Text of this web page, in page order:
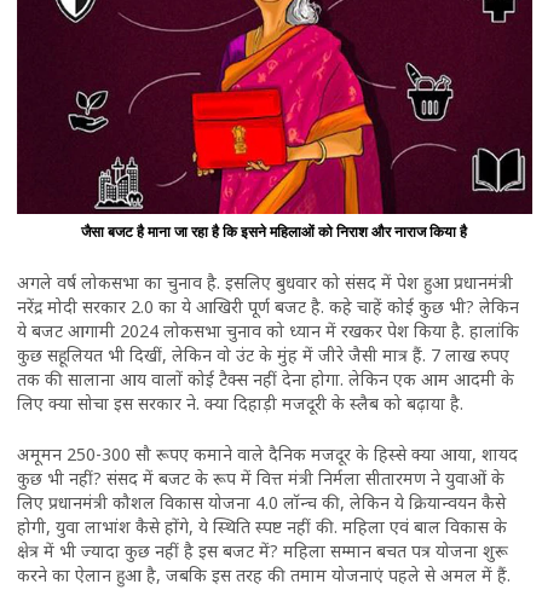
जैसा बजट है माना जा रहा है कि इसने महिलाओं को निराश और नाराज किया है
अगले वर्ष लोकसभा का चुनाव है. इसलिए बुधवार को संसद में पेश हुआ प्रधानमंत्री
नरेंद्र मोदी सरकार 2.0 का ये आखिरी पूर्ण बजट है. कहे चाहें कोई कुछ भी? लेकिन
ये बजट आगामी 2024 लोकसभा चुनाव को ध्यान में रखकर पेश किया है. हालांकि
कुछ सहूलियत भी दिखीं, लेकिन वो उंट के मुंह में जीरे जैसी मात्र हैं. 7 लाख रुपए
तक की सालाना आय वालों कोई टैक्स नहीं देना होगा. लेकिन एक आम आदमी के
लिए क्या सोचा इस सरकार ने. क्या दिहाड़ी मजदूरी के स्लैब को बढ़ाया है.
अमूमन 250-300 सौ रूपए कमाने वाले दैनिक मजदूर के हिस्से क्या आया, शायद
कुछ भी नहीं? संसद में बजट के रूप में वित्त मंत्री निर्मला सीतारमण ने युवाओं के
लिए प्रधानमंत्री कौशल विकास योजना 4.0 लॉन्च की, लेकिन ये क्रियान्वयन कैसे
होगी, युवा लाभांश कैसे होंगे, ये स्थिति स्पष्ट नहीं की. महिला एवं बाल विकास के
क्षेत्र में भी ज्यादा कुछ नहीं है इस बजट में? महिला सम्मान बचत पत्र योजना शुरू
करने का ऐलान हुआ है, जबकि इस तरह की तमाम योजनाएं पहले से अमल में हैं.